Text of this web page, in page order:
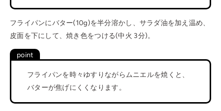
フライパンにバター(10g)を半分溶かし、サラダ油を加え温め、
皮面を下にして、焼き色をつける(中火 3分)。
フライパンを時々ゆすりながらムニエルを焼くと、
バターが焦げにくくなります。